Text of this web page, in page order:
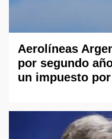
Aerolíneas
por segundo
un impuesto